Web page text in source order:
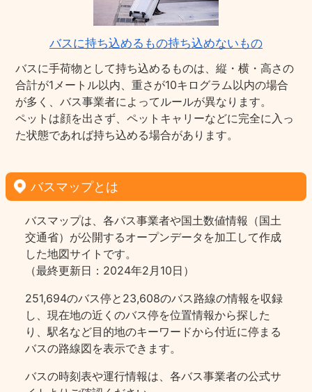
バスに持ち込めるもの持ち込めないもの
バスに手荷物として持ち込めるものは、縦・横・高さの
合計が1メートル以内、重さが10キログラム以内の場合
が多く、バス事業者によってルールが異なります。
ペットは顔を出さず、ペットキャリーなどに完全に入っ
た状態であれば持ち込める場合があります。
バスマップとは
バスマップは、各バス事業者や国土数値情報（国土
交通省）が公開するオープンデータを加工して作成
した地図サイトです。
（最終更新日：2024年2月10日）
251,694のバス停と23,608のバス路線の情報を収録
し、現在地の近くのバス停を位置情報から探した
り、駅名など目的地のキーワードから付近に停まる
バスの路線図を表示できます。
バスの時刻表や運行情報は、各バス事業者の公式サ